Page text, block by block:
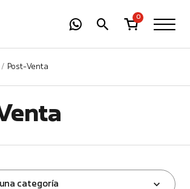
0
Post-Venta
categoría